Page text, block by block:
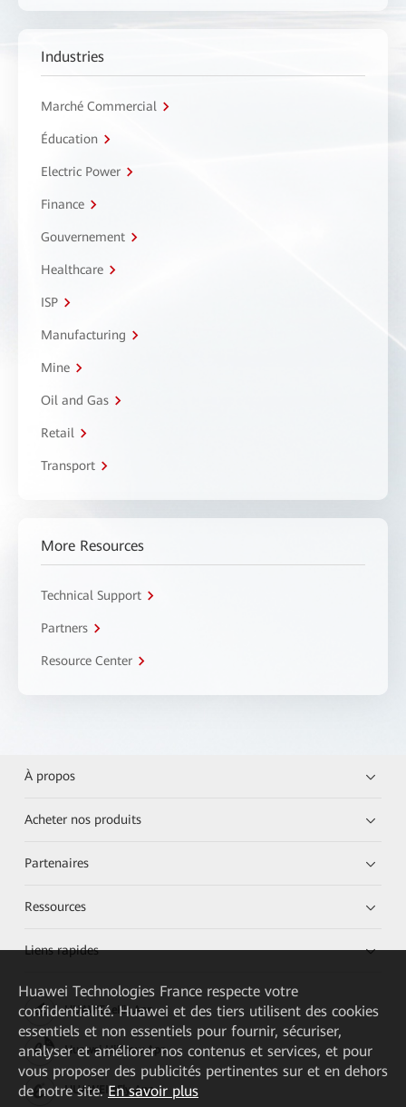
Industries
Marché Commercial
Éducation
Electric Power
Finance
Gouvernement
Healthcare
ISP
Manufacturing
Mine
Oil and Gas
Retail
Transport
More Resources
Technical Support
Partners
Resource Center
À propos
Acheter nos produits
Partenaires
Ressources
Liens rapides
HUAWEI eKit App
Huawei HiKnow App
HUAWEI eFly App
Huawei Technologies France respecte votre
confidentialité. Huawei et des tiers utilisent des cookies
essentiels et non essentiels pour fournir, sécuriser,
analyser et améliorer nos contenus et services, et pour
vous proposer des publicités pertinentes sur et en dehors
de notre site. En savoir plus